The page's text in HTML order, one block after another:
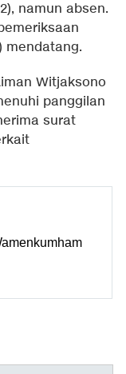
namun absen.
mendatang.
Witjaksono
panggilan
surat